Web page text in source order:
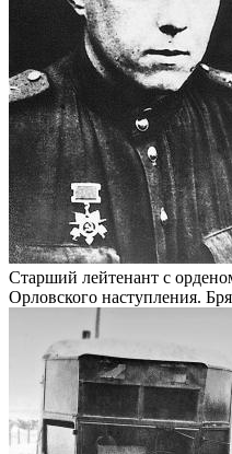
Старший лейтенант с
Орловского наступления.